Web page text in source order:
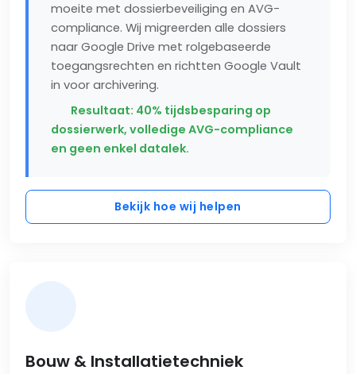
moeite met dossierbeveiliging en AVG-
compliance. Wij migreerden alle dossiers
naar Google Drive met rolgebaseerde
toegangsrechten en richtten Google Vault
in voor archivering.
Resultaat: 40% tijdsbesparing op
dossierwerk, volledige AVG-compliance
en geen enkel datalek.
Bekijk hoe wij helpen
Bouw & Installatietechniek